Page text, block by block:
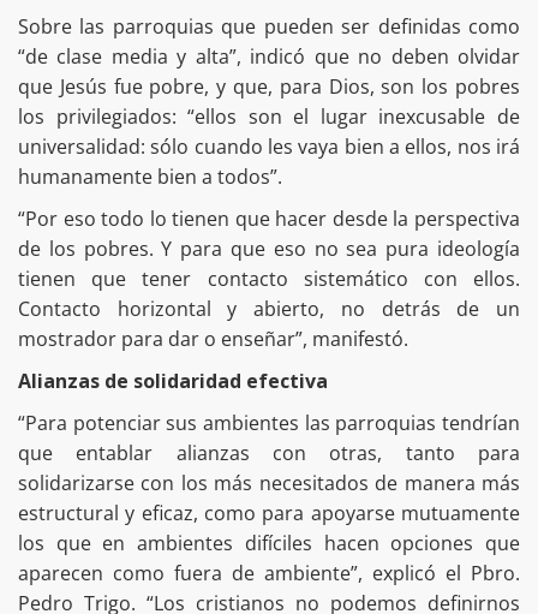
Sobre las parroquias que pueden ser definidas como
“de clase media y alta”, indicó que no deben olvidar
que Jesús fue pobre, y que, para Dios, son los pobres
los privilegiados: “ellos son el lugar inexcusable de
universalidad: sólo cuando les vaya bien a ellos, nos irá
humanamente bien a todos”.
“Por eso todo lo tienen que hacer desde la perspectiva
de los pobres. Y para que eso no sea pura ideología
tienen que tener contacto sistemático con ellos.
Contacto horizontal y abierto, no detrás de un
mostrador para dar o enseñar”, manifestó.
Alianzas de solidaridad efectiva
“Para potenciar sus ambientes las parroquias tendrían
que entablar alianzas con otras, tanto para
solidarizarse con los más necesitados de manera más
estructural y eficaz, como para apoyarse mutuamente
los que en ambientes difíciles hacen opciones que
aparecen como fuera de ambiente”, explicó el Pbro.
Pedro Trigo. “Los cristianos no podemos definirnos